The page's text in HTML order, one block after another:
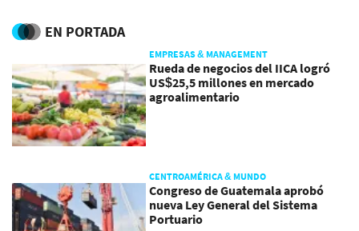
Mundial
EN PORTADA
EMPRESAS & MANAGEMENT
Rueda de negocios del IICA logró
US$25,5 millones en mercado
agroalimentario
CENTROAMÉRICA & MUNDO
Congreso de Guatemala aprobó
nueva Ley General del Sistema
Portuario